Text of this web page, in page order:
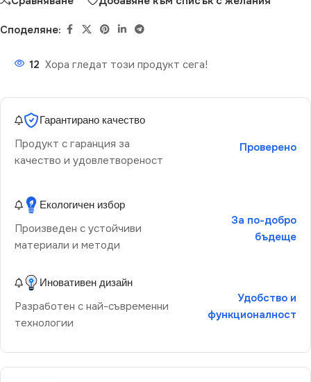
Споделяне:
12 Хора гледат този продукт сега!
Гарантирано качество
Продукт с гаранция за
качество и удовлетвореност
Проверено
Екологичен избор
Произведен с устойчиви
материали и методи
За по-добро
бъдеще
Иновативен дизайн
Разработен с най-съвременни
технологии
Удобство и
функционалност